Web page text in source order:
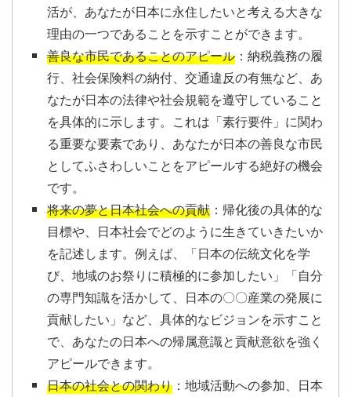
活が、あなたが日本に永住したいと考える大きな
理由の一つであることを示すことができます。
善良な市民であることのアピール ：納税義務の履
行、社会保険料の納付、交通違反の有無など、あ
なたが日本の法律や社会規範を遵守していること
を具体的に示します。これは「素行要件」に関わ
る重要な要素であり、あなたが日本の善良な市民
としてふさわしいことをアピールする絶好の機会
です。
将来の夢と日本社会への貢献 ：帰化後の具体的な
目標や、日本社会でどのように生きていきたいか
を記述します。例えば、「日本の伝統文化を学
び、地域のお祭りに積極的に参加したい」「自分
の専門知識を活かして、日本の〇〇産業の発展に
貢献したい」など、具体的なビジョンを示すこと
で、あなたの日本への帰属意識と貢献意欲を強く
アピールできます。
日本の社会との関わり ：地域活動への参加、日本